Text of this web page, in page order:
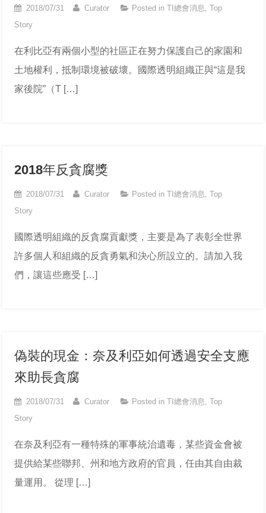
2018/07/31 Curator Posted inTI總會消息,Top
Story
在利比亞有兩個小型的社區正在努力保護自己的家園和
土地權利，抵制環境被破壞。國際透明組織正與“這是我
家後院”（T […]
2018年反貪腐獎
2018/07/31 Curator Posted inTI總會消息,Top
Story
國際透明組織的反貪腐貢獻獎，主要是為了表彰全世界
許多個人和組織的反貪勇氣和決心所設立的。請加入我
們，讓這些應受 […]
偽裝的現金：奈及利亞如何透過安全支應
來助長貪腐
2018/07/31 Curator Posted inTI總會消息,Top
Story
在奈及利亞有一種特殊的軍事統治遺毒，某些資金會被
提供給某些聯邦、州和地方政府的官員，任由其自由裁
量運用。 從理 […]